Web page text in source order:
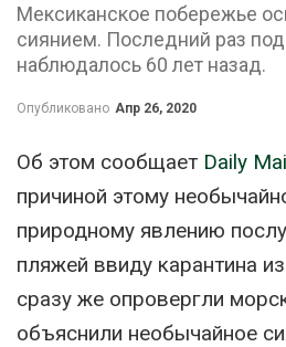
Мексиканское побережье
сиянием. Последний раз
наблюдалось 60 лет назад.
Опубликовано Апр 26, 2020
Об этом сообщает Daily
причиной этому
природному явлению
пляжей ввиду карантина
сразу же опровергли
объяснили необычайное